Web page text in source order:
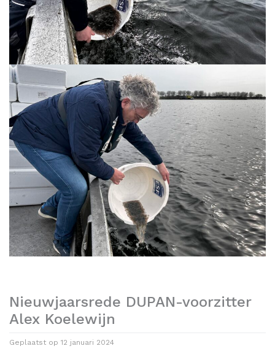
Nieuwjaarsrede DUPAN-voorzitter
Alex Koelewijn
Geplaatst op 12 januari 2024